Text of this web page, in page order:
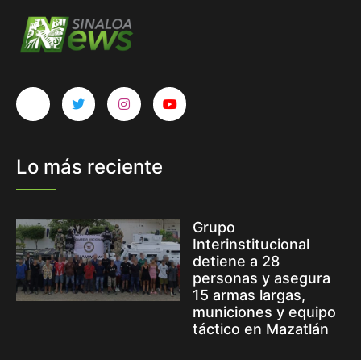
Lo más reciente
Grupo
Interinstitucional
detiene a 28
personas y asegura
15 armas largas,
municiones y equipo
táctico en Mazatlán